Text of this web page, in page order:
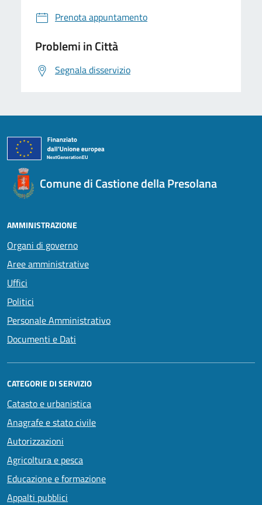
Prenota appuntamento
Problemi in Città
Segnala disservizio
Comune di Castione della Presolana
AMMINISTRAZIONE
Organi di governo
Aree amministrative
Uffici
Politici
Personale Amministrativo
Documenti e Dati
CATEGORIE DI SERVIZIO
Catasto e urbanistica
Anagrafe e stato civile
Autorizzazioni
Agricoltura e pesca
Educazione e formazione
Appalti pubblici